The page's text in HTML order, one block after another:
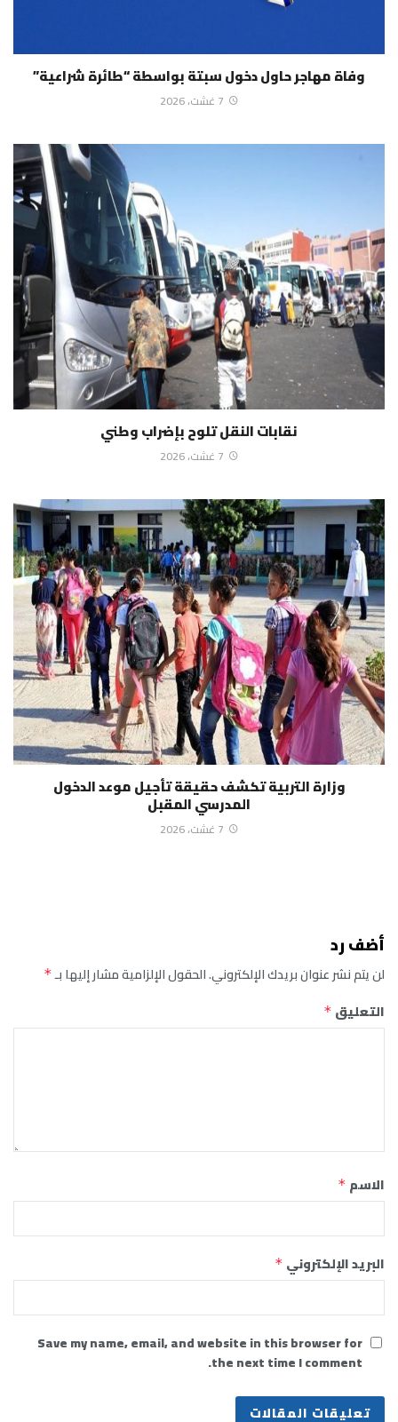
وفاة مهاجر حاول دخول سبتة بواسطة “طائرة شراعية”
7 غشت، 2026
نقابات النقل تلوح بإضراب وطني
7 غشت، 2026
وزارة التربية تكشف حقيقة تأجيل موعد الدخول
المدرسي المقبل
7 غشت، 2026
أضف رد
لن يتم نشر عنوان بريدك الإلكتروني.الحقول الإلزامية مشار إليها بـ*
التعليق *
الاسم *
البريد الإلكتروني *
Save my name, email, and website in this browser for
the next time I comment.